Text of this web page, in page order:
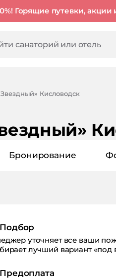
Горящие путевки,
Кисловодск
Бронирование
Подбор
уточняет все ваши
лучший вариант «под
Предоплата